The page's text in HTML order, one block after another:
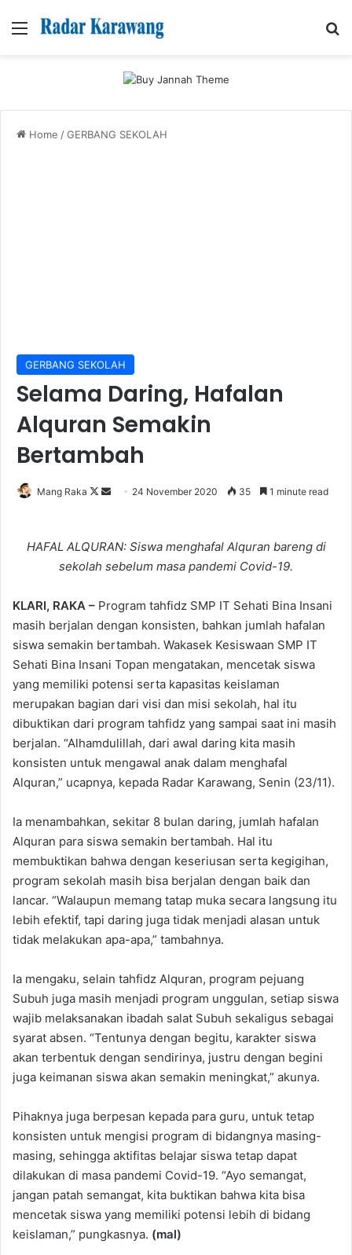
Menu
Home /GERBANG SEKOLAH
GERBANG SEKOLAH
Selama Daring, Hafalan
Alquran Semakin
Bertambah
Mang Raka
Follow
Send 24 November 2020 35 1 minute read
HAFAL ALQURAN: Siswa menghafal Alquran bareng di
sekolah sebelum masa pandemi Covid-19.
KLARI, RAKA – Program tahfidz SMP IT Sehati Bina Insani
masih berjalan dengan konsisten, bahkan jumlah hafalan
siswa semakin bertambah. Wakasek Kesiswaan SMP IT
Sehati Bina Insani Topan mengatakan, mencetak siswa
yang memiliki potensi serta kapasitas keislaman
merupakan bagian dari visi dan misi sekolah, hal itu
dibuktikan dari program tahfidz yang sampai saat ini masih
berjalan. “Alhamdulillah, dari awal daring kita masih
konsisten untuk mengawal anak dalam menghafal
Alquran,” ucapnya, kepada Radar Karawang, Senin (23/11).
Ia menambahkan, sekitar 8 bulan daring, jumlah hafalan
Alquran para siswa semakin bertambah. Hal itu
membuktikan bahwa dengan keseriusan serta kegigihan,
program sekolah masih bisa berjalan dengan baik dan
lancar. “Walaupun memang tatap muka secara langsung itu
lebih efektif, tapi daring juga tidak menjadi alasan untuk
tidak melakukan apa-apa,” tambahnya.
Ia mengaku, selain tahfidz Alquran, program pejuang
Subuh juga masih menjadi program unggulan, setiap siswa
wajib melaksanakan ibadah salat Subuh sekaligus sebagai
syarat absen. “Tentunya dengan begitu, karakter siswa
akan terbentuk dengan sendirinya, justru dengan begini
juga keimanan siswa akan semakin meningkat,” akunya.
Pihaknya juga berpesan kepada para guru, untuk tetap
konsisten untuk mengisi program di bidangnya masing-
masing, sehingga aktifitas belajar siswa tetap dapat
dilakukan di masa pandemi Covid-19. “Ayo semangat,
jangan patah semangat, kita buktikan bahwa kita bisa
mencetak siswa yang memiliki potensi lebih di bidang
keislaman,” pungkasnya. (mal)